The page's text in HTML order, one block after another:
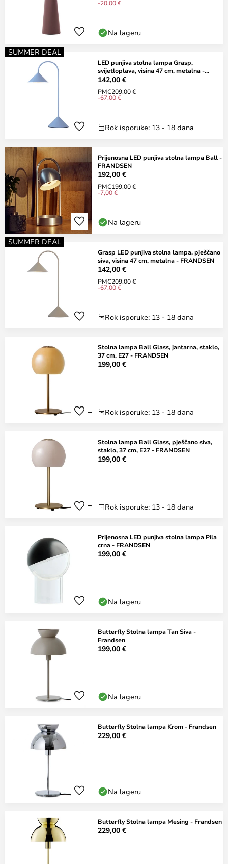
-20,00 €
Na lageru
SUMMER DEAL
LED punjiva stolna lampa Grasp,
svijetloplava, visina 47 cm, metalna -
FRANDSEN
142,00 €
PMC209,00 €
-67,00 €
Rok isporuke: 13 - 18 dana
Prijenosna LED punjiva stolna lampa Ball -
FRANDSEN
192,00 €
PMC199,00 €
-7,00 €
Na lageru
SUMMER DEAL
Grasp LED punjiva stolna lampa, pješčano
siva, visina 47 cm, metalna - FRANDSEN
142,00 €
PMC209,00 €
-67,00 €
Rok isporuke: 13 - 18 dana
Stolna lampa Ball Glass, jantarna, staklo,
37 cm, E27 - FRANDSEN
199,00 €
Rok isporuke: 13 - 18 dana
Stolna lampa Ball Glass, pješčano siva,
staklo, 37 cm, E27 - FRANDSEN
199,00 €
Rok isporuke: 13 - 18 dana
Prijenosna LED punjiva stolna lampa Pila
crna - FRANDSEN
199,00 €
Na lageru
Butterfly Stolna lampa Tan Siva -
Frandsen
199,00 €
Na lageru
Butterfly Stolna lampa Krom - Frandsen
229,00 €
Na lageru
Butterfly Stolna lampa Mesing - Frandsen
229,00 €